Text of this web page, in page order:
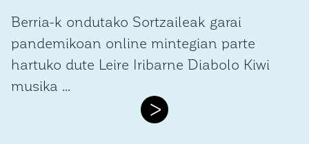
Berria-k ondutako Sortzaileak garai
pandemikoan online mintegian parte
hartuko dute Leire Iribarne Diabolo Kiwi
musika ...
>